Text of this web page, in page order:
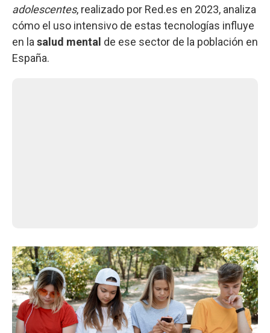
adolescentes, realizado por Red.es en 2023, analiza
cómo el uso intensivo de estas tecnologías influye
en la salud mental de ese sector de la población en
España.